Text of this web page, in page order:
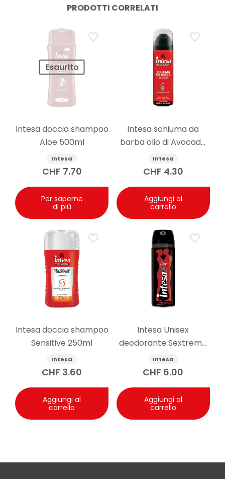
PRODOTTI CORRELATI
Esaurito
Intesa doccia shampoo
Aloe 500ml
Intesa
CHF 7.70
Per saperne
di più
Intesa schiuma da
barba olio di Avocado
300ml
Intesa
CHF 4.30
Aggiungi al
carrello
Intesa doccia shampoo
Sensitive 250ml
Intesa
CHF 3.60
Aggiungi al
carrello
Intesa Unisex
deodorante Sextreme
125ml
Intesa
CHF 6.00
Aggiungi al
carrello